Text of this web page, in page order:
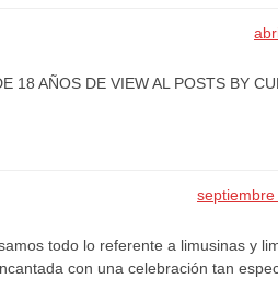
18 AÑOS DE VIEW AL POSTS BY
todo lo referente a limusinas y
con una celebración tan